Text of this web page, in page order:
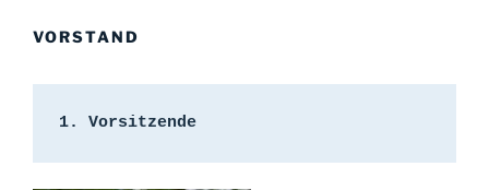
VORSTAND
1. Vorsitzende